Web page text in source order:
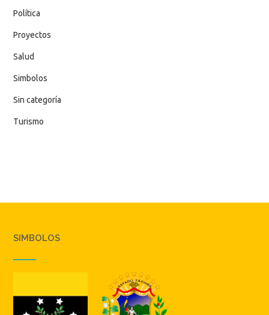
Política
Proyectos
Salud
Simbolos
Sin categoría
Turismo
SIMBOLOS